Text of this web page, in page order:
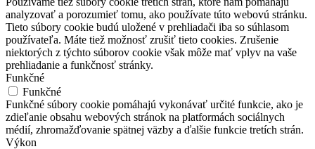
analyzovať a porozumieť tomu, ako používate túto webovú stránku.
Tieto súbory cookie budú uložené v prehliadači iba so súhlasom
používateľa. Máte tiež možnosť zrušiť tieto cookies. Zrušenie
niektorých z týchto súborov cookie však môže mať vplyv na vaše
prehliadanie a funkčnosť stránky.
Funkčné
Funkčné
Funkčné súbory cookie pomáhajú vykonávať určité funkcie, ako je
zdieľanie obsahu webových stránok na platformách sociálnych
médií, zhromažďovanie spätnej väzby a ďalšie funkcie tretích strán.
Výkon